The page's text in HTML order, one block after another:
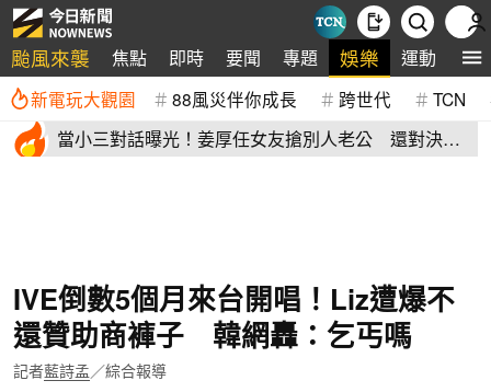
颱風來襲 焦點 即時 要聞 專題 娛樂 運動 全
新電玩大觀園 88風災伴你成長 跨世代 TCN
當小三對話曝光！姜厚任女友搶別人老公 還對決正
IVE倒數5個月來台開唱！Liz遭爆不
還贊助商褲子 韓網轟：乞丐嗎
記者藍詩孟 ／綜合報導